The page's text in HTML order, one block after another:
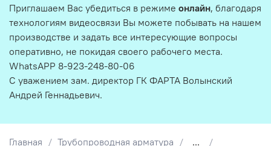
Главная Трубопроводная арматура
...
Приглашаем Вас убедиться в режиме онлайн, благодаря
технологиям видеосвязи Вы можете побывать на нашем
производстве и задать все интересующие вопросы
оперативно, не покидая своего рабочего места.
WhatsAPP 8-923-248-80-06
С уважением зам. директор ГК ФАРТА Волынский
Андрей Геннадьевич.